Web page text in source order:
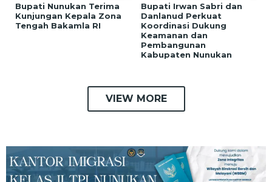
Bupati Nunukan Terima
Kunjungan Kepala Zona
Tengah Bakamla RI
Bupati Irwan Sabri dan
Danlanud Perkuat
Koordinasi Dukung
Keamanan dan
Pembangunan
Kabupaten Nunukan
VIEW MORE